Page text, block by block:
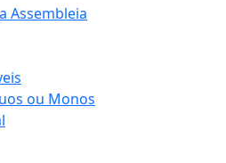
Assembleia
ou Monos